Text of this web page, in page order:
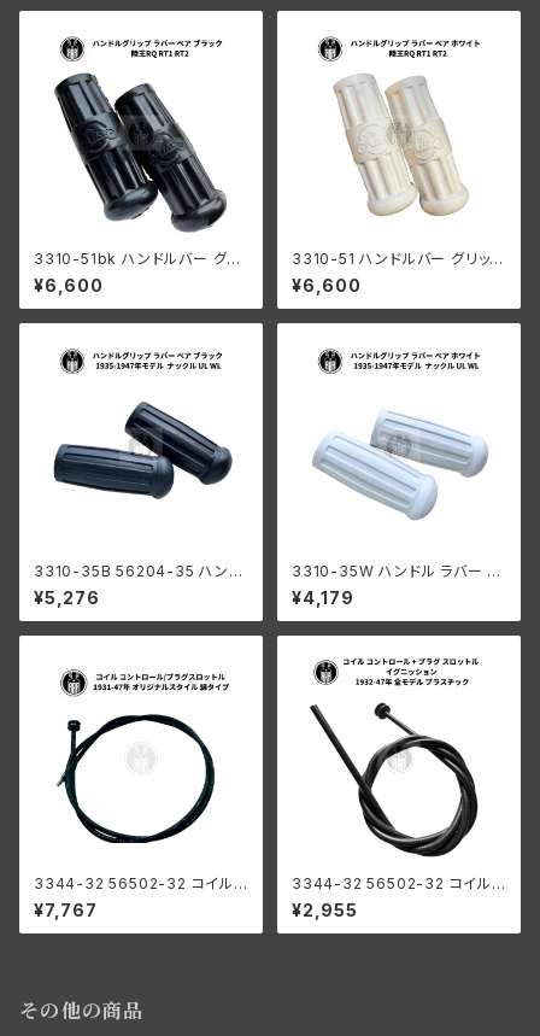
3310-51bk ハンドルバー グリ
ップ ラバー ペア ブラック 陸王R
Q RT1 RT2 日本製
¥6,600
3310-51 ハンドルバー グリップ
ラバー ペア ホワイト 陸王RQ R
T1 RT2 日本製
¥6,600
3310-35B 56204-35 ハンド
ルグリップ ラバー ペア ブラック
黒色 1935-1947年モデル ハー
レーダビッドソン ナックル UL
¥5,276
3310-35W ハンドル ラバー グ
リップ ペア 白 ホワイト 1935-1
947年 モデル用 ハーレーダビ
ッドソン ナックル UL WL
¥4,179
3344-32 56502-32 コイル
コントロール + プラグ オリジナ
ルスタイル ハーレーダビッドソ
ン 1931-47年 綿織物
¥7,767
3344-32 56502-32 コイル
コントロール + プラグ スロット
ル イグニッション ハーレーダビ
ッドソン 1932-47年 全モデル
¥2,955
その他の商品